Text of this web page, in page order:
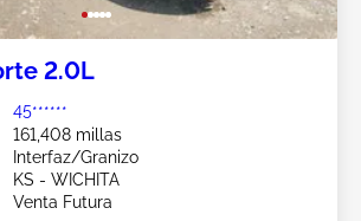
2.0L
45******
161,408 millas
Interfaz/Granizo
KS - WICHITA
Venta Futura